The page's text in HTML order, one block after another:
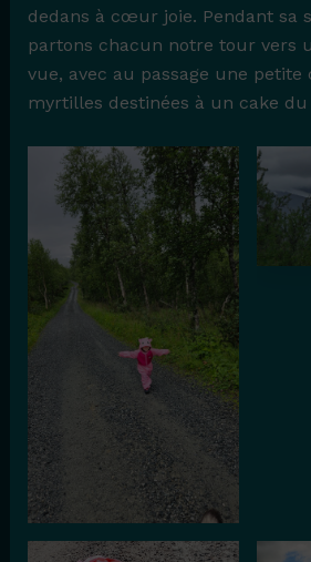
dedans à cœur joie. Pendant sa
partons chacun notre tour vers
vue, avec au passage une petite
myrtilles destinées à un cake du